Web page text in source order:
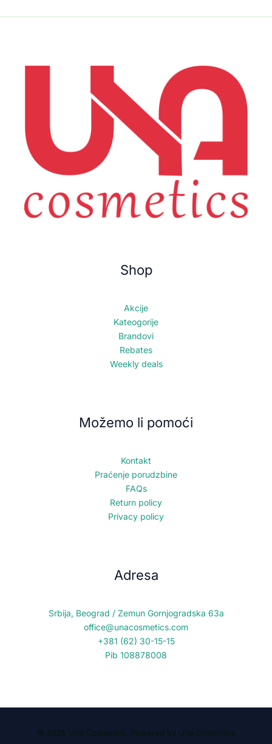
Shop
Akcije
Kateogorije
Brandovi
Rebates
Weekly deals
Možemo li pomoći
Kontakt
Praćenje porudzbine
FAQs
Return policy
Privacy policy
Adresa
Srbija, Beograd / Zemun Gornjogradska 63a
office@unacosmetics.com
+381 (62) 30-15-15
Pib 108878008
© 2026 Una Cosmetics. Powered by Una Cosmetics